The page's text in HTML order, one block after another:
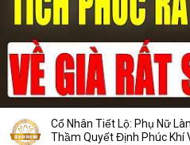
Cổ Nhân Tiết Lộ: Phụ Nữ
Thầm Quyết Định Phúc Khí